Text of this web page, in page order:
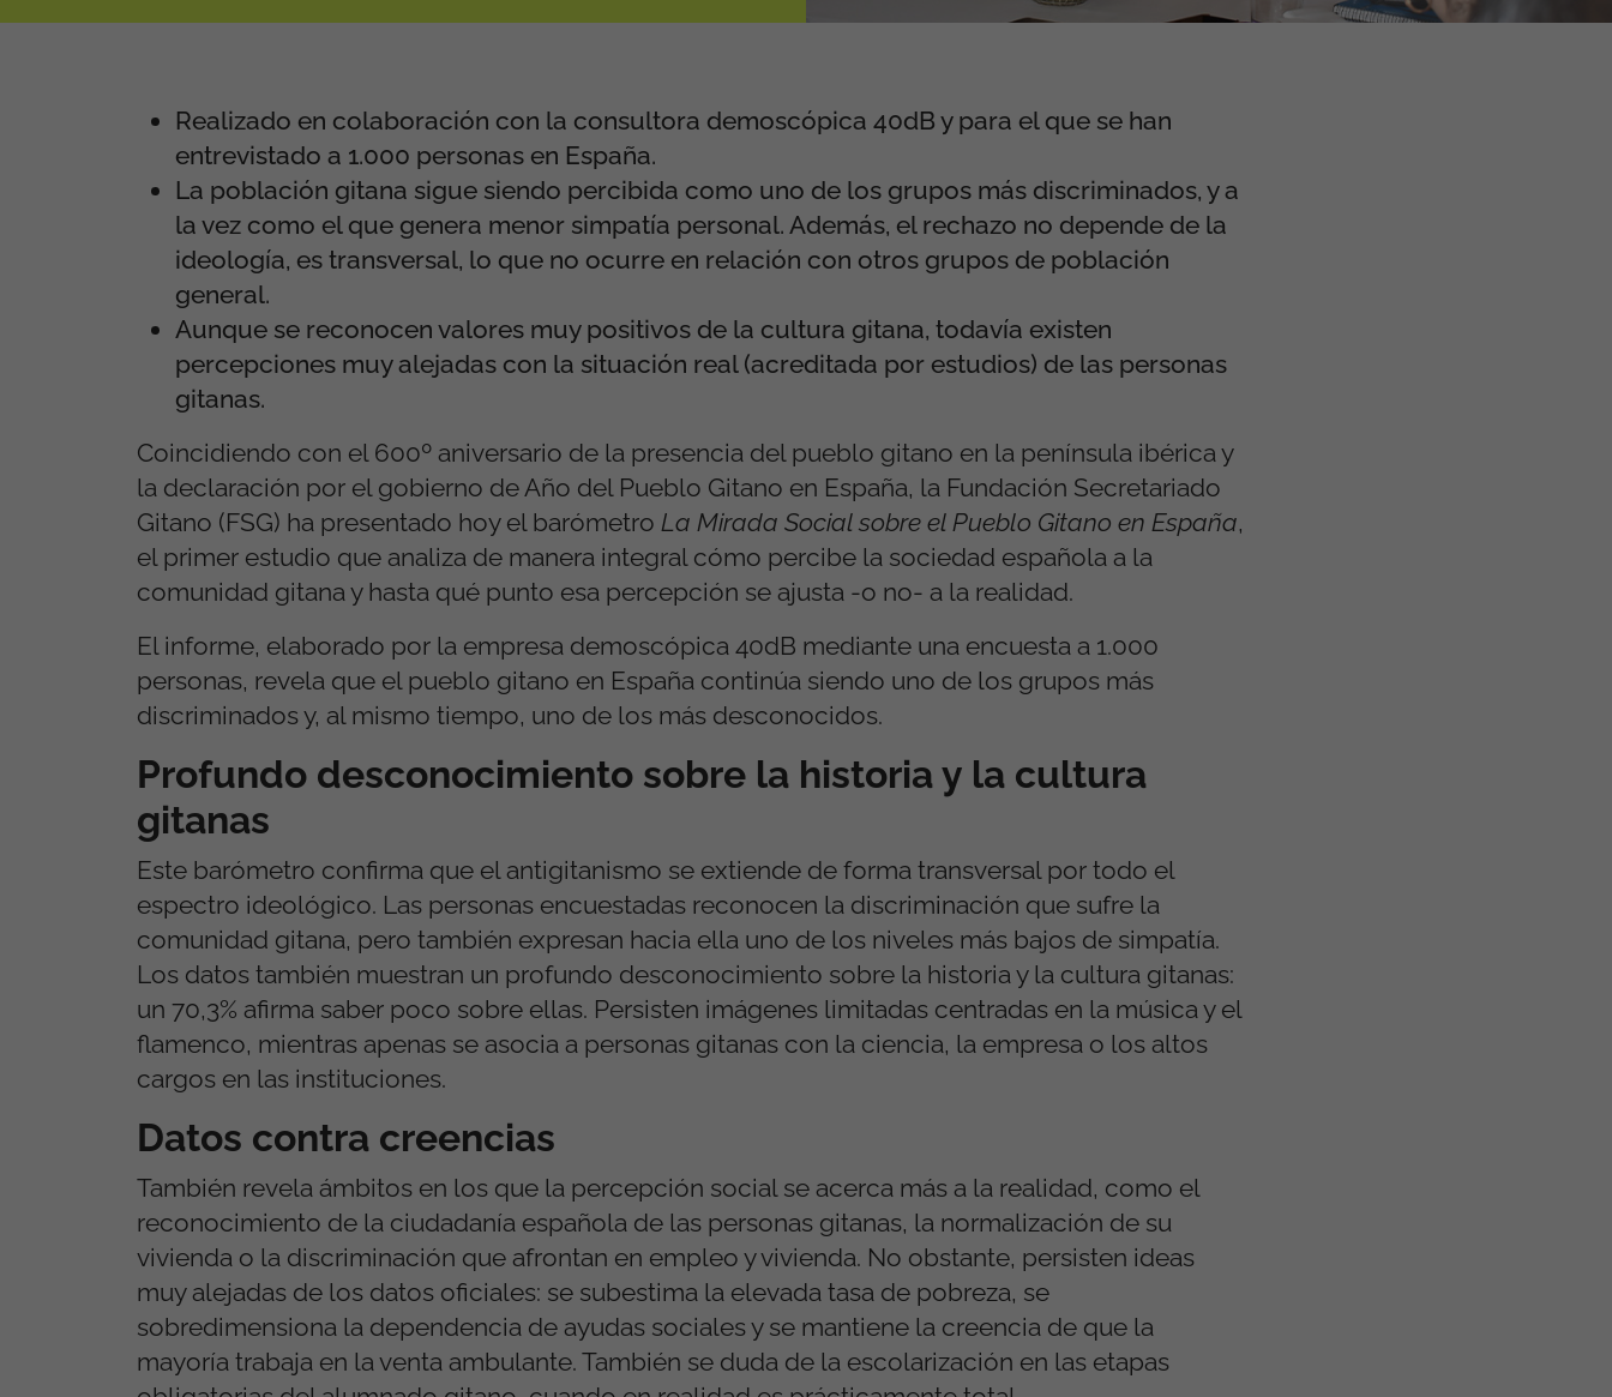
Realizado en colaboración con la consultora demoscópica 40dB y para el que se han
entrevistado a 1.000 personas en España.
La población gitana sigue siendo percibida como uno de los grupos más discriminados, y a
la vez como el que genera menor simpatía personal. Además, el rechazo no depende de la
ideología, es transversal, lo que no ocurre en relación con otros grupos de población
general.
Aunque se reconocen valores muy positivos de la cultura gitana, todavía existen
percepciones muy alejadas con la situación real (acreditada por estudios) de las personas
gitanas.
Coincidiendo con el 600º aniversario de la presencia del pueblo gitano en la península ibérica y
la declaración por el gobierno de Año del Pueblo Gitano en España, la Fundación Secretariado
Gitano (FSG) ha presentado hoy el barómetro La Mirada Social sobre el Pueblo Gitano en España,
el primer estudio que analiza de manera integral cómo percibe la sociedad española a la
comunidad gitana y hasta qué punto esa percepción se ajusta -o no- a la realidad.
El informe, elaborado por la empresa demoscópica 40dB mediante una encuesta a 1.000
personas, revela que el pueblo gitano en España continúa siendo uno de los grupos más
discriminados y, al mismo tiempo, uno de los más desconocidos.
Profundo desconocimiento sobre la historia y la cultura
gitanas
Este barómetro confirma que el antigitanismo se extiende de forma transversal por todo el
espectro ideológico. Las personas encuestadas reconocen la discriminación que sufre la
comunidad gitana, pero también expresan hacia ella uno de los niveles más bajos de simpatía.
Los datos también muestran un profundo desconocimiento sobre la historia y la cultura gitanas:
un 70,3% afirma saber poco sobre ellas. Persisten imágenes limitadas centradas en la música y el
flamenco, mientras apenas se asocia a personas gitanas con la ciencia, la empresa o los altos
cargos en las instituciones.
Datos contra creencias
También revela ámbitos en los que la percepción social se acerca más a la realidad, como el
reconocimiento de la ciudadanía española de las personas gitanas, la normalización de su
vivienda o la discriminación que afrontan en empleo y vivienda. No obstante, persisten ideas
muy alejadas de los datos oficiales: se subestima la elevada tasa de pobreza, se
sobredimensiona la dependencia de ayudas sociales y se mantiene la creencia de que la
mayoría trabaja en la venta ambulante. También se duda de la escolarización en las etapas